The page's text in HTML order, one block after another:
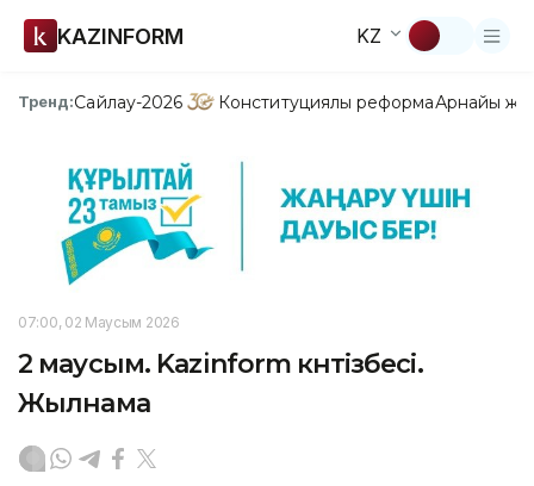
KAZINFORM KZ
Тренд:Сайлау-2026 Конституциялық реформаАрнайы
07:00, 02 Маусым 2026
2 маусым. Kazinform күнтізбесі.
Жылнама